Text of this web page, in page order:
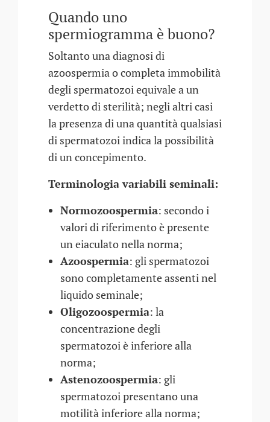
Quando uno
spermiogramma è buono?
Soltanto una diagnosi di
azoospermia o completa immobilità
degli spermatozoi equivale a un
verdetto di sterilità; negli altri casi
la presenza di una quantità qualsiasi
di spermatozoi indica la possibilità
di un concepimento.
Terminologia variabili seminali:
Normozoospermia: secondo i
valori di riferimento è presente
un eiaculato nella norma;
Azoospermia: gli spermatozoi
sono completamente assenti nel
liquido seminale;
Oligozoospermia: la
concentrazione degli
spermatozoi è inferiore alla
norma;
Astenozoospermia: gli
spermatozoi presentano una
motilità inferiore alla norma;